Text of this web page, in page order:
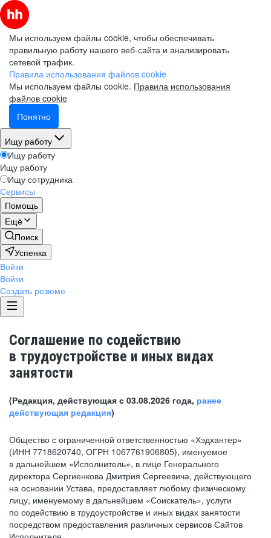
Мы используем файлы cookie, чтобы обеспечивать
правильную работу нашего веб-сайта и анализировать
сетевой трафик.
Правила использования файлов cookie
Мы используем файлы cookie. Правила использования
файлов cookie
Понятно
Ищу работу
Ищу работу
Ищу работу
Ищу сотрудника
Сервисы
Помощь
Ещё
Поиск
Успенка
Войти
Войти
Создать резюме
Соглашение по содействию
в трудоустройстве и иных видах
занятости
(Редакция, действующая с 03.08.2026 года, ранее
действующая редакция)
Общество с ограниченной ответственностью «Хэдхантер»
(ИНН 7718620740, ОГРН 1067761906805), именуемое
в дальнейшем «Исполнитель», в лице Генерального
директора Сергиенкова Дмитрия Сергеевича, действующего
на основании Устава, предоставляет любому физическому
лицу, именуемому в дальнейшем «Соискатель», услуги
по содействию в трудоустройстве и иных видах занятости
посредством предоставления различных сервисов Сайтов